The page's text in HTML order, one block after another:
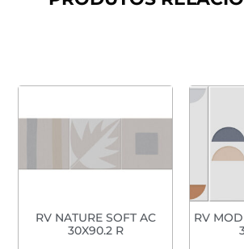
RV NATURE SOFT AC
30X90.2 R
RV